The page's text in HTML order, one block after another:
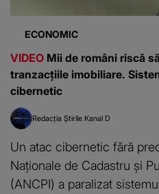
ECONOMIC
VIDEO Mii de români riscă
tranzacțiile imobiliare.
cibernetic
Redacția Știrile Kanal D
Un atac cibernetic fără
Naționale de Cadastru și
(ANCPI) a paralizat